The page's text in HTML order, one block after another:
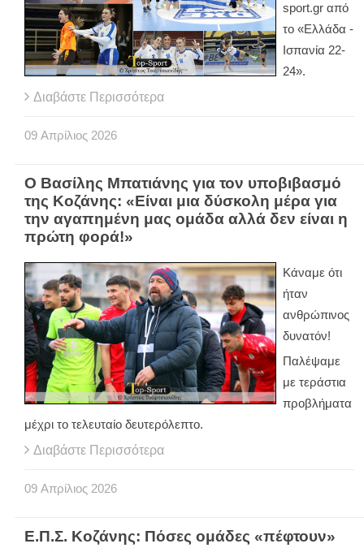
sport.gr από
το «Ελλάδα -
Ισπανία 22-
24».
Διαβάστε Περισσότερα
09 Απρίλιος 2026
Ο Βασίλης Μπατιάνης για τον υποβιβασμό
της Κοζάνης: «Είναι μια δύσκολη μέρα για
την αγαπημένη μας ομάδα αλλά δεν είναι η
πρώτη φορά!»
Κάναμε ότι
ήταν
ανθρώπινος
δυνατόν!
Παλέψαμε
με τεράστια
προβλήματα
μέχρι το τελευταίο δευτερόλεπτο.
Διαβάστε Περισσότερα
09 Απρίλιος 2026
Ε.Π.Σ. Κοζάνης: Πόσες ομάδες «πέφτουν»